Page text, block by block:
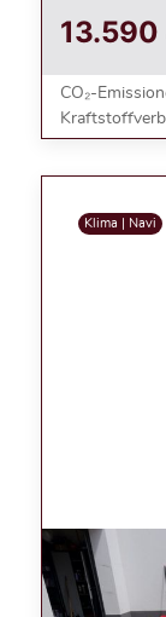
13.590
CO₂-
Klima | Navi